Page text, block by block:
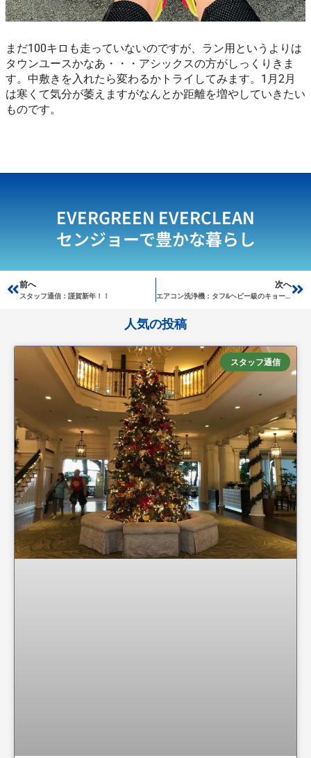
まだ100キロも走っていないのですが、ラン用というよりは
タウンユースかなあ・・・アシックスの方がしっくりきま
す。中敷きを入れたら変わるかトライしてみます。1月2月
は寒くて気分が萎えますがなんとか距離を増やしていきたい
ものです。
EVERGREEN EVERCLEAN
センジョーで豊かな暮らし
Prev
前へ
スタッフ通信：謹賀新年！！
次へ
エアコン洗浄機：タフ&ヘビー級のキョーワＫＹＣ－４０Ａ
人気の投稿
スタッフ通信